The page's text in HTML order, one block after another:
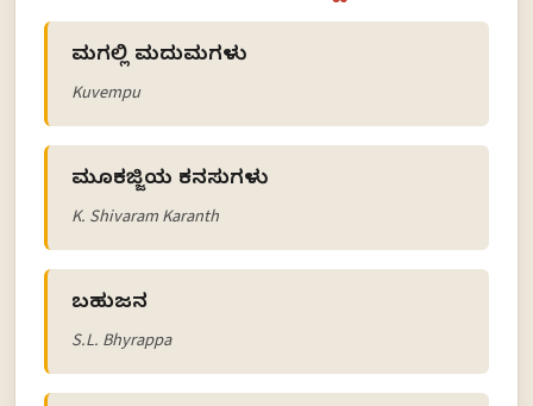
ಮಲೆಗಲ್ಲಿ ಮದುಮಗಳು
Kuvempu
ಮೂಕಜ್ಜಿಯ ಕನಸುಗಳು
K. Shivaram Karanth
ಬಹುಜನ
S.L. Bhyrappa